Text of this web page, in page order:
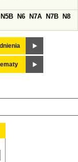
N5B N6 N7A N7B
N8